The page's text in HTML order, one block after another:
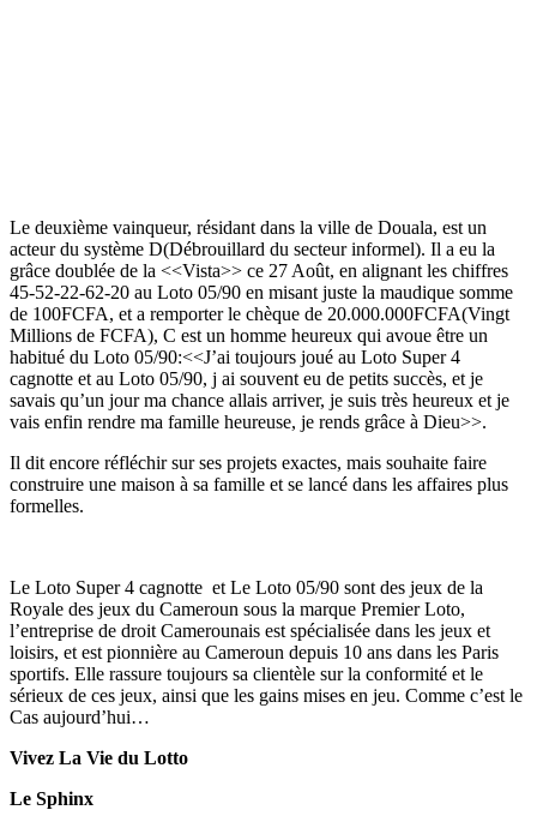
Le deuxième vainqueur, résidant dans la ville de Douala, est un
acteur du système D(Débrouillard du secteur informel). Il a eu la
grâce doublée de la <<Vista>> ce 27 Août, en alignant les chiffres
45-52-22-62-20 au Loto 05/90 en misant juste la maudique somme
de 100FCFA, et a remporter le chèque de 20.000.000FCFA(Vingt
Millions de FCFA), C est un homme heureux qui avoue être un
habitué du Loto 05/90:<<J’ai toujours joué au Loto Super 4
cagnotte et au Loto 05/90, j ai souvent eu de petits succès, et je
savais qu’un jour ma chance allais arriver, je suis très heureux et je
vais enfin rendre ma famille heureuse, je rends grâce à Dieu>>.
Il dit encore réfléchir sur ses projets exactes, mais souhaite faire
construire une maison à sa famille et se lancé dans les affaires plus
formelles.
Le Loto Super 4 cagnotte et Le Loto 05/90 sont des jeux de la
Royale des jeux du Cameroun sous la marque Premier Loto,
l’entreprise de droit Camerounais est spécialisée dans les jeux et
loisirs, et est pionnière au Cameroun depuis 10 ans dans les Paris
sportifs. Elle rassure toujours sa clientèle sur la conformité et le
sérieux de ces jeux, ainsi que les gains mises en jeu. Comme c’est le
Cas aujourd’hui…
Vivez La Vie du Lotto
Le Sphinx